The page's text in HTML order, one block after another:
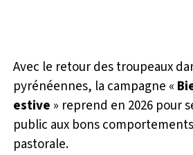
Avec le retour des troupeaux
pyrénéennes, la campagne «
estive » reprend en 2026 pour
public aux bons
pastorale.